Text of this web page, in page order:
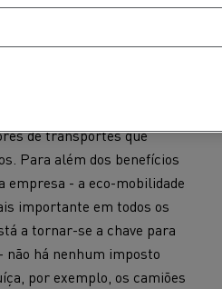
de transportes que
Para além dos benefícios
empresa - a eco-mobilidade
importante em todos os
a tornar-se a chave para
não há nenhum imposto
por exemplo, os camiões